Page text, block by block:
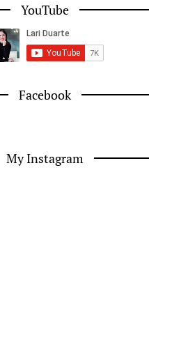
YouTube
Facebook
My Instagram